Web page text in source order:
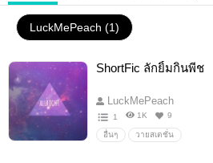
LuckMePeach (1)
ShortFic ลักยิ้มกินพีช
LuckMePeach
1 1K 9
อื่นๆ วายสเตชั่น